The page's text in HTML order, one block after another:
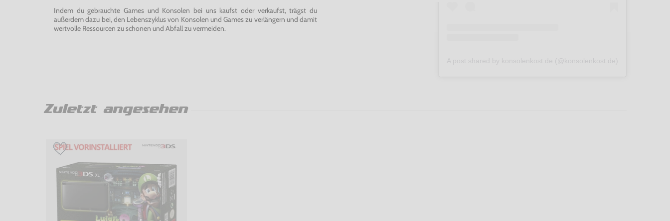
Indem du gebrauchte Games und Konsolen bei uns kaufst oder verkaufst, trägst du
außerdem dazu bei, den Lebenszyklus von Konsolen und Games zu verlängern und damit
wertvolle Ressourcen zu schonen und Abfall zu vermeiden.
Zuletzt angesehen